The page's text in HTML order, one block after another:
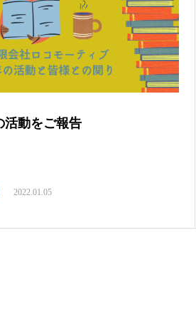
動をご報告
2022.01.05